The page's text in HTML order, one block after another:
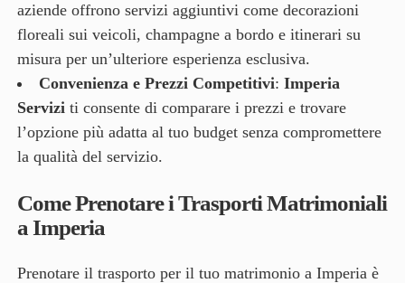
aziende offrono servizi aggiuntivi come decorazioni
floreali sui veicoli, champagne a bordo e itinerari su
misura per un’ulteriore esperienza esclusiva.
Convenienza e Prezzi Competitivi: Imperia
Serviziti consente di comparare i prezzi e trovare
l’opzione più adatta al tuo budget senza compromettere
la qualità del servizio.
Come Prenotare i Trasporti Matrimoniali
a Imperia
Prenotare il trasporto per il tuo matrimonio a Imperia è